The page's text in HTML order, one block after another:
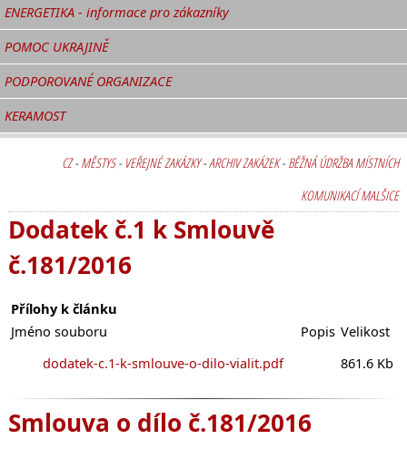
ENERGETIKA - informace pro zákazníky
POMOC UKRAJINĚ
PODPOROVANÉ ORGANIZACE
KERAMOST
CZ-MĚSTYS- VEŘEJNÉ ZAKÁZKY-ARCHIV ZAKÁZEK-BĚŽNÁ ÚDRŽBA MÍSTNÍCH
KOMUNIKACÍ MALŠICE
Dodatek č.1 k Smlouvě
č.181/2016
Přílohy k článku
Jméno souboru
Popis Velikost
dodatek-c.1-k-smlouve-o-dilo-vialit.pdf
861.6 Kb
Smlouva o dílo č.181/2016